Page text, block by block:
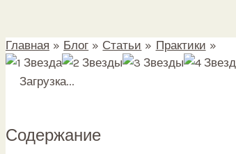
Главная Блог Статьи Практики
Загрузка...
Содержание